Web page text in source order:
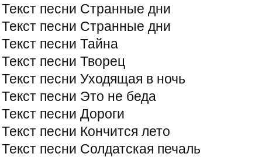
Текст песни Странные дни
Текст песни Странные дни
Текст песни Тайна
Текст песни Творец
Текст песни Уходящая в ночь
Текст песни Это не беда
Текст песни Дороги
Текст песни Кончится лето
Текст песни Солдатская печаль